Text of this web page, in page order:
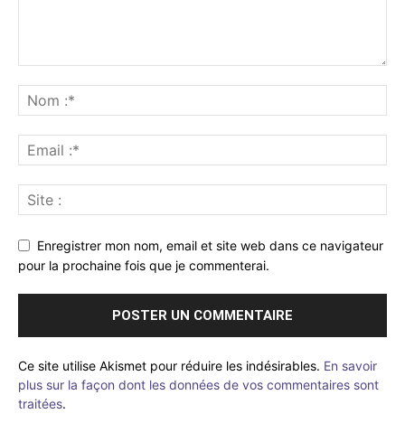
Enregistrer mon nom, email et site web dans ce navigateur
pour la prochaine fois que je commenterai.
Ce site utilise Akismet pour réduire les indésirables. En savoir
plus sur la façon dont les données de vos commentaires sont
traitées.